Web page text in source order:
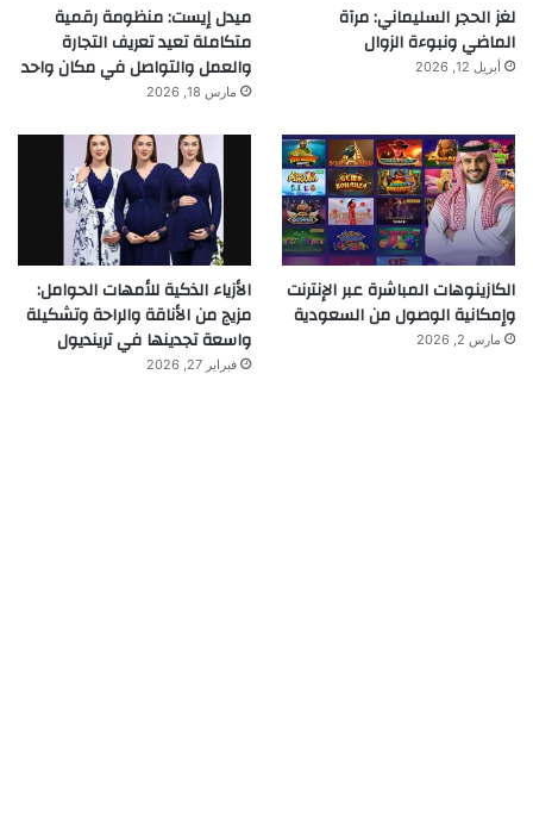
لغز الحجر السليماني: مرآة
الماضي ونبوءة الزوال
أبريل 12, 2026
ميدل إيست: منظومة رقمية
متكاملة تعيد تعريف التجارة
والعمل والتواصل في مكان واحد
مارس 18, 2026
الكازينوهات المباشرة عبر الإنترنت
وإمكانية الوصول من السعودية
مارس 2, 2026
الأزياء الذكية للأمهات الحوامل:
مزيج من الأناقة والراحة وتشكيلة
واسعة تجدينها في ترينديول
فبراير 27, 2026